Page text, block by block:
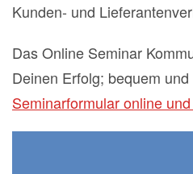
Kunden- und
Das Online Seminar
Deinen Erfolg; bequem
Seminarformular online